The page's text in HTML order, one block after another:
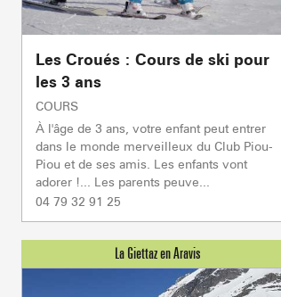
LA GIETTAZ EN ARAVIS
REMONTÉES MÉCANIQUES
PORTES DU MONT-BLANC Remontées
mécaniques
5/5 Remontées mécaniques
2/2 Autres
Les Croués : Cours de ski pour
les 3 ans
COURS
À l'âge de 3 ans, votre enfant peut entrer
dans le monde merveilleux du Club Piou-
Piou et de ses amis. Les enfants vont
adorer !... Les parents peuve...
04 79 32 91 25